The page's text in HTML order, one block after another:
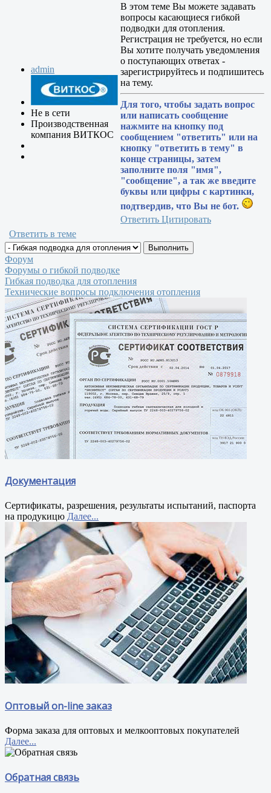
admin
Не в сети
Производственная
компания ВИТКОС
В этом теме Вы можете задавать
вопросы касающиеся гибкой
подводки для отопления.
Регистрация не требуется, но если
Вы хотите получать уведомления
о поступающих ответах -
зарегистрируйтесь и подпишитесь
на тему.
Для того, чтобы задать вопрос
или написать сообщение
нажмите на кнопку под
сообщением "ответить" или на
кнопку "ответить в тему" в
конце страницы, затем
заполните поля "имя",
"сообщение", а так же введите
буквы или цифры с картинки,
подтвердив, что Вы не бот.
Ответить Цитировать
Ответить в теме
Форум
Форумы о гибкой подводке
Гибкая подводка для отопления
Технические вопросы подключения отопления
Документация
Сертификаты, разрешения, результаты испытаний, паспорта
на продукицю Далее...
Оптовый on-line заказ
Форма заказа для оптовых и мелкооптовых покупателей
Далее...
Обратная связь